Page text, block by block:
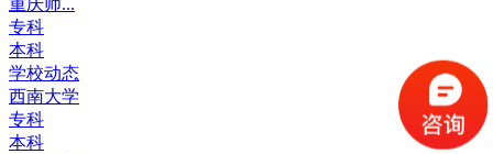
重庆师...
专科
本科
学校动态
西南大学
专科
本科